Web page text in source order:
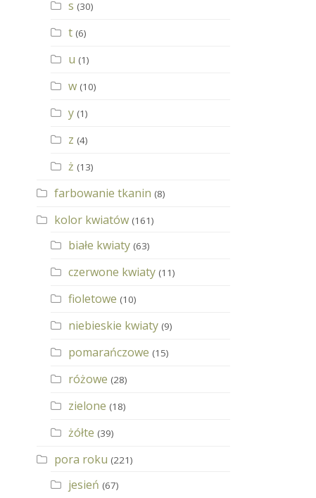
s (30)
t (6)
u (1)
w (10)
y (1)
z (4)
ż (13)
farbowanie tkanin (8)
kolor kwiatów (161)
białe kwiaty (63)
czerwone kwiaty (11)
fioletowe (10)
niebieskie kwiaty (9)
pomarańczowe (15)
różowe (28)
zielone (18)
żółte (39)
pora roku (221)
jesień (67)